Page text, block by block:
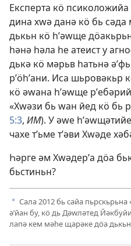
Експерта кӧ
дина хԝә данә кӧ бь сәда
дькьн кӧ һʹәԝще
һәнә һәла һе атеист у
дькә кӧ мәрьв һатьнә
рʹӧһʹани. Иса шьровәкьр
кӧ әԝана һʹәԝще
«Хԝәзи бь ԝан йед кӧ бь
5:3, ИМ). У әԝе
чахе тʹьме тʹәви Хԝәде
Һәрге әм Хԝәдерʹа дӧа
бьстиньн?
a Сала 2012 бь сайа
әʹйан бу, кӧ дь Дәԝләтед
лапә кем мәһе щарәке дӧа